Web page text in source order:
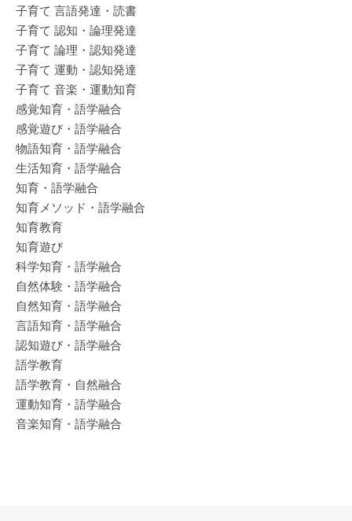
子育て 言語発達・読書
子育て 認知・論理発達
子育て 論理・認知発達
子育て 運動・認知発達
子育て 音楽・運動知育
感覚知育・語学融合
感覚遊び・語学融合
物語知育・語学融合
生活知育・語学融合
知育・語学融合
知育メソッド・語学融合
知育教育
知育遊び
科学知育・語学融合
自然体験・語学融合
自然知育・語学融合
言語知育・語学融合
認知遊び・語学融合
語学教育
語学教育・自然融合
運動知育・語学融合
音楽知育・語学融合